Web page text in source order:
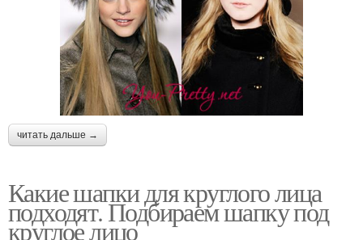
читать дальше →
Какие шапки для круглого лица
подходят. Подбираем шапку под
круглое лицо